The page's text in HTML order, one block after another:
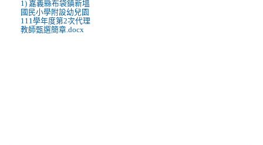
1) 嘉義縣布袋鎮新塭
國民小學附設幼兒園
111學年度第2次代理
教師甄選簡章.docx